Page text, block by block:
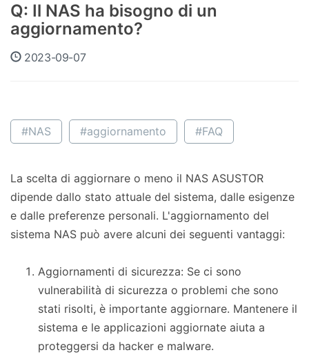
Q: Il NAS ha bisogno di un
aggiornamento?
2023-09-07
#NAS #aggiornamento #FAQ
La scelta di aggiornare o meno il NAS ASUSTOR
dipende dallo stato attuale del sistema, dalle esigenze
e dalle preferenze personali. L'aggiornamento del
sistema NAS può avere alcuni dei seguenti vantaggi:
Aggiornamenti di sicurezza: Se ci sono
vulnerabilità di sicurezza o problemi che sono
stati risolti, è importante aggiornare. Mantenere il
sistema e le applicazioni aggiornate aiuta a
proteggersi da hacker e malware.